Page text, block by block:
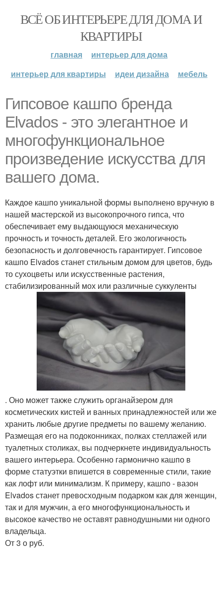
ВСЁ ОБ ИНТЕРЬЕРЕ ДЛЯ ДОМА И
КВАРТИРЫ
главная
интерьер для дома
интерьер для квартиры
идеи дизайна мебель
Гипсовое кашпо бренда
Elvados - это элегантное и
многофункциональное
произведение искусства для
вашего дома.
Каждое кашпо уникальной формы выполнено вручную в
нашей мастерской из высокопрочного гипса, что
обеспечивает ему выдающуюся механическую
прочность и точность деталей. Его экологичность
безопасность и долговечность гарантирует. Гипсовое
кашпо Elvados станет стильным домом для цветов, будь
то сухоцветы или искусственные растения,
стабилизированный мох или различные суккуленты
. Оно может также служить органайзером для
косметических кистей и ванных принадлежностей или же
хранить любые другие предметы по вашему желанию.
Размещая его на подоконниках, полках стеллажей или
туалетных столиках, вы подчеркнете индивидуальность
вашего интерьера. Особенно гармонично кашпо в
форме статуэтки впишется в современные стили, такие
как лофт или минимализм. К примеру, кашпо - вазон
Elvados станет превосходным подарком как для женщин,
так и для мужчин, а его многофункциональность и
высокое качество не оставят равнодушными ни одного
владельца.
От 3 о руб.